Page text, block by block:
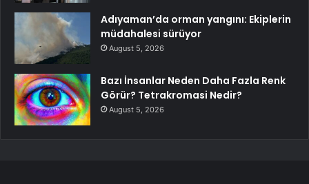
Adıyaman’da orman yangını: Ekiplerin
müdahalesi sürüyor
August 5, 2026
Bazı İnsanlar Neden Daha Fazla Renk
Görür? Tetrakromasi Nedir?
August 5, 2026